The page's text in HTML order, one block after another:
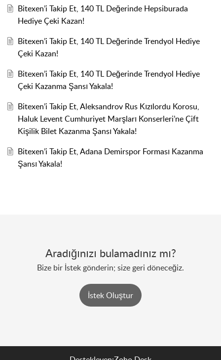
Bitexen’i Takip Et, 140 TL Değerinde Hepsiburada
Hediye Çeki Kazan!
Bitexen’i Takip Et, 140 TL Değerinde Trendyol Hediye
Çeki Kazan!
Bitexen’i Takip Et, 140 TL Değerinde Trendyol Hediye
Çeki Kazanma Şansı Yakala!
Bitexen’i Takip Et, Aleksandrov Rus Kızılordu Korosu,
Haluk Levent Cumhuriyet Marşları Konserleri’ne Çift
Kişilik Bilet Kazanma Şansı Yakala!
Bitexen’i Takip Et, Adana Demirspor Forması Kazanma
Şansı Yakala!
Aradığınızı bulamadınız mı?
Bize bir İstek gönderin; size geri döneceğiz.
İstek Oluştur